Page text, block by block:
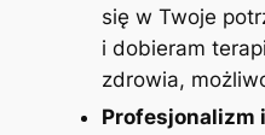
się w Twoje
i dobieram
zdrowia,
Profesjonalizm